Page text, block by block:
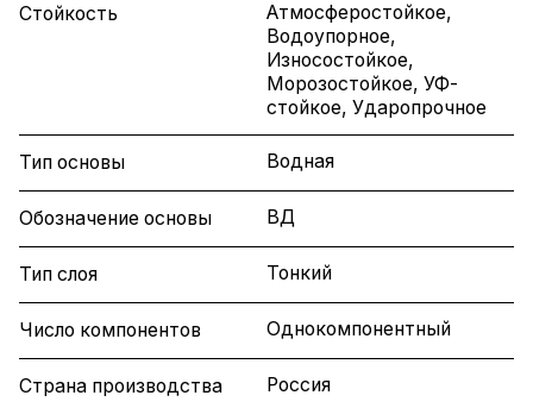
Стойкость
Атмосферостойкое,
Водоупорное,
Износостойкое,
Морозостойкое, УФ-
стойкое, Ударопрочное
Тип основы Водная
Обозначение основы ВД
Тип слоя Тонкий
Число компонентов Однокомпонентный
Страна производства Россия